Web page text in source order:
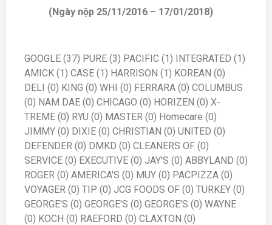
(Ngày nộp 25/11/2016 – 17/01/2018)
GOOGLE (37) PURE (3) PACIFIC (1) INTEGRATED (1)
AMICK (1) CASE (1) HARRISON (1) KOREAN (0)
DELI (0) KING (0) WHI (0) FERRARA (0) COLUMBUS
(0) NAM DAE (0) CHICAGO (0) HORIZEN (0) X-
TREME (0) RYU (0) MASTER (0) Homecare (0)
JIMMY (0) DIXIE (0) CHRISTIAN (0) UNITED (0)
DEFENDER (0) DMKD (0) CLEANERS OF (0)
SERVICE (0) EXECUTIVE (0) JAY'S (0) ABBYLAND (0)
ROGER (0) AMERICA'S (0) MUY (0) PACPIZZA (0)
VOYAGER (0) TIP (0) JCG FOODS OF (0) TURKEY (0)
GEORGE'S (0) GEORGE'S (0) GEORGE'S (0) WAYNE
(0) KOCH (0) RAEFORD (0) CLAXTON (0)